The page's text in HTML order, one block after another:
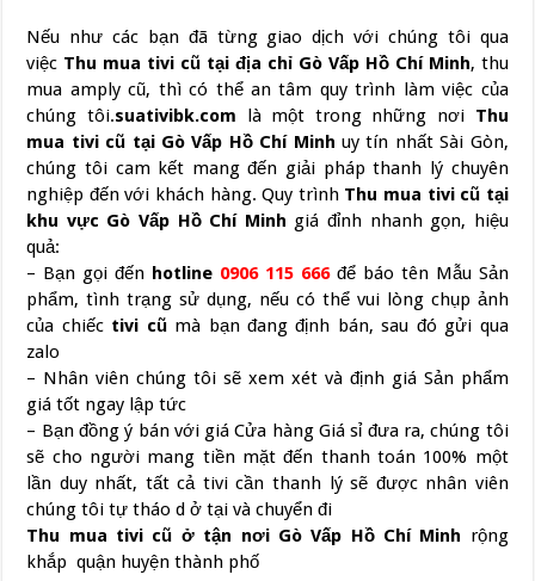
Nếu như các bạn đã từng giao dịch với chúng tôi qua
việc Thu mua tivi cũ tại địa chỉ Gò Vấp Hồ Chí Minh, thu
mua amply cũ, thì có thể an tâm quy trình làm việc của
chúng tôi.suativibk.com là một trong những nơi Thu
mua tivi cũ tạiGò Vấp Hồ Chí Minh uy tín nhất Sài Gòn,
chúng tôi cam kết mang đến giải pháp thanh lý chuyên
nghiệp đến với khách hàng. Quy trình Thu mua tivi cũ tại
khu vực Gò Vấp Hồ Chí Minh giá đỉnh nhanh gọn, hiệu
quả:
– Bạn gọi đến hotline 0906 115 666 để báo tên Mẫu Sản
phẩm, tình trạng sử dụng, nếu có thể vui lòng chụp ảnh
của chiếc tivi cũmà bạn đang định bán, sau đó gửi qua
zalo
– Nhân viên chúng tôi sẽ xem xét và định giá Sản phẩm
giá tốt ngay lập tức
– Bạn đồng ý bán với giá Cửa hàng Giá sỉ đưa ra, chúng tôi
sẽ cho người mang tiền mặt đến thanh toán 100% một
lần duy nhất, tất cả tivi cần thanh lý sẽ được nhân viên
chúng tôi tự tháo d ở tại và chuyển đi
Thu mua tivi cũ ở tận nơiGò Vấp Hồ Chí Minh rộng
khắp quận huyện thành phố